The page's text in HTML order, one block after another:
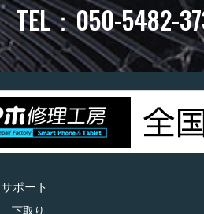
TEL：050-5482-
サポート
下取り